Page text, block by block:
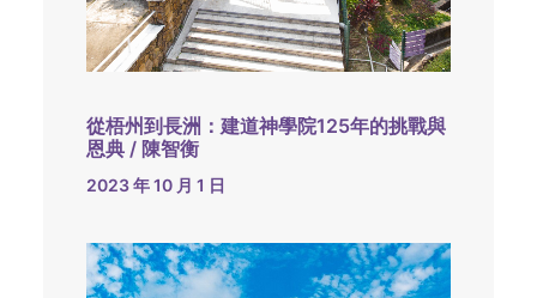
從梧州到長洲：建道神學院125年的挑戰與
恩典 / 陳智衡
2023 年 10 月 1 日